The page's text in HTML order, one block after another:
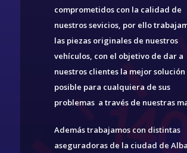
comprometidos con la calidad de
nuestros sevicios, por ello
las piezas originales de nuestros
vehículos, con el objetivo de dar a
nuestros clientes la mejor solución
posible para cualquiera de sus
problemas a través de nuestras
Además trabajamos con distintas
aseguradoras de la ciudad de